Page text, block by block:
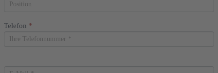
Telefon *